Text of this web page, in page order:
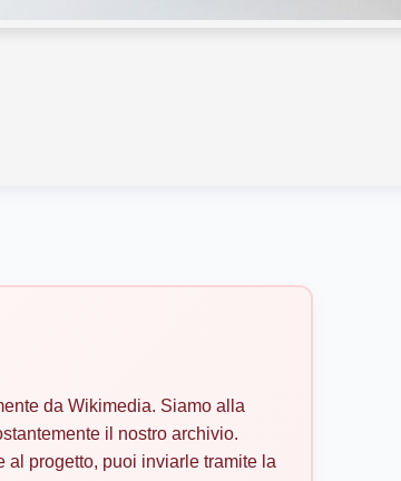
da Wikimedia. Siamo alla
il nostro archivio.
progetto, puoi inviarle tramite la